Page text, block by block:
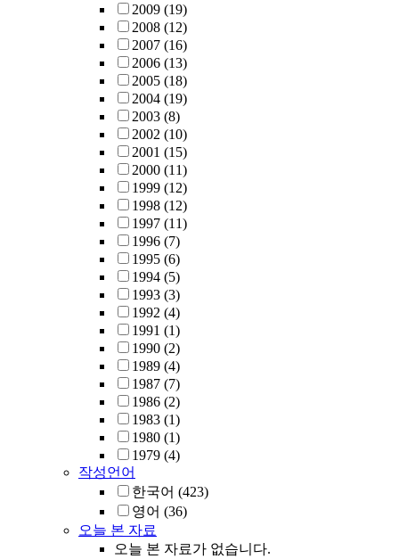
2009 (19)
2008 (12)
2007 (16)
2006 (13)
2005 (18)
2004 (19)
2003 (8)
2002 (10)
2001 (15)
2000 (11)
1999 (12)
1998 (12)
1997 (11)
1996 (7)
1995 (6)
1994 (5)
1993 (3)
1992 (4)
1991 (1)
1990 (2)
1989 (4)
1987 (7)
1986 (2)
1983 (1)
1980 (1)
1979 (4)
작성언어
한국어 (423)
영어 (36)
오늘 본 자료
오늘 본 자료가 없습니다.